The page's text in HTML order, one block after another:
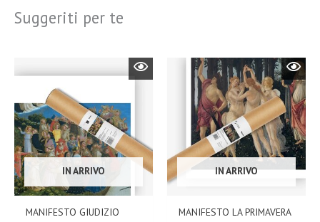
Suggeriti per te
IN ARRIVO
MANIFESTO GIUDIZIO
IN ARRIVO
MANIFESTO LA PRIMAVERA